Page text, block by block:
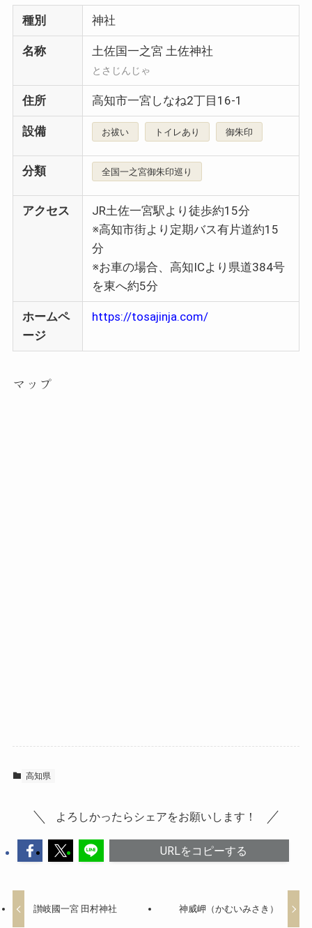
種別 神社
名称 土佐国一之宮 土佐神社
とさじんじゃ
住所 高知市一宮しなね2丁目16-1
設備 お祓い トイレあり 御朱印
分類 全国一之宮御朱印巡り
アクセス
JR土佐一宮駅より徒歩約15分
※高知市街より定期バス有片道約15
分
※お車の場合、高知ICより県道384号
を東へ約5分
ホームペ
ージ
https://tosajinja.com/
マップ
高知県
よろしかったらシェアをお願いします！
URLをコピーする
讃岐國一宮 田村神社 神威岬（かむいみさき）